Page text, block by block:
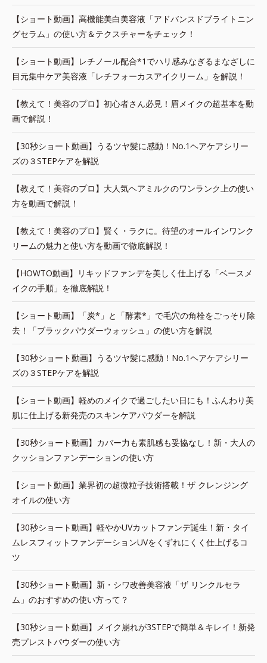
【ショート動画】高機能美白美容液「アドバンスドブライトニン
グセラム」の使い方＆テクスチャーをチェック！
【ショート動画】レチノール配合*1でハリ感みなぎるまなざしに
目元集中ケア美容液「レチフォーカスアイクリーム」を解説！
【教えて！美容のプロ】初心者さん必見！眉メイクの超基本を動
画で解説！
【30秒ショート動画】うるツヤ髪に感動！No.1ヘアケアシリー
ズの３STEPケアを解説
【教えて！美容のプロ】大人気ヘアミルクのワンランク上の使い
方を動画で解説！
【教えて！美容のプロ】賢く・ラクに。待望のオールインワンク
リームの魅力と使い方を動画で徹底解説！
【HOWTO動画】リキッドファンデを美しく仕上げる「ベースメ
イクの手順」を徹底解説！
【ショート動画】「炭*」と「酵素*」で毛穴の角栓をごっそり除
去！「ブラックパウダーウォッシュ」の使い方を解説
【30秒ショート動画】うるツヤ髪に感動！No.1ヘアケアシリー
ズの３STEPケアを解説
【ショート動画】軽めのメイクで過ごしたい日にも！ふんわり美
肌に仕上げる新発売のスキンケアパウダーを解説
【30秒ショート動画】カバー力も素肌感も妥協なし！新・大人の
クッションファンデーションの使い方
【ショート動画】業界初の超微粒子技術搭載！ザ クレンジング
オイルの使い方
【30秒ショート動画】軽やかUVカットファンデ誕生！新・タイ
ムレスフィットファンデーションUVをくずれにくく仕上げるコ
ツ
【30秒ショート動画】新・シワ改善美容液「ザ リンクルセラ
ム」のおすすめの使い方って？
【30秒ショート動画】メイク崩れが3STEPで簡単＆キレイ！新発
売プレストパウダーの使い方